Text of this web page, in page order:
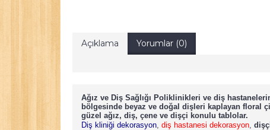
Açıklama Yorumlar (0)
Ağız ve Diş Sağlığı Poliklinikleri ve diş
bölgesinde beyaz ve doğal dişleri kaplayan floral
güzel ağız, diş, çene ve dişçi konulu tablolar.
Diş kliniği dekorasyon, diş hastanesi dekorasyon,